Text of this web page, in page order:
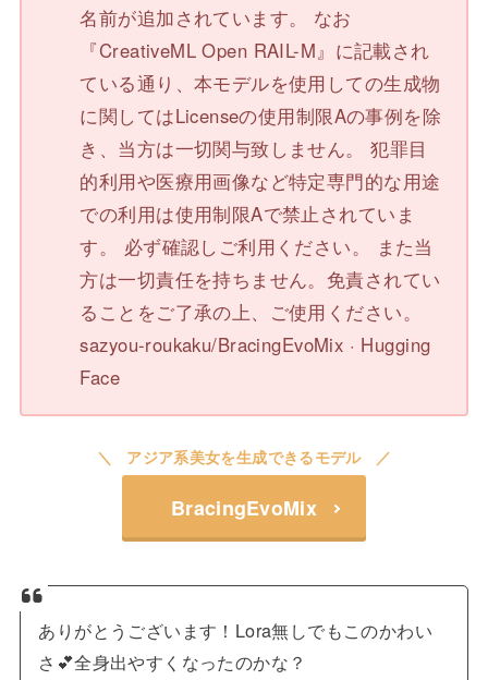
名前が追加されています。 なお
『CreativeML Open RAIL-M』に記載され
ている通り、本モデルを使用しての生成物
に関してはLicenseの使用制限Aの事例を除
き、当方は一切関与致しません。 犯罪目
的利用や医療用画像など特定専門的な用途
での利用は使用制限Aで禁止されていま
す。 必ず確認しご利用ください。 また当
方は一切責任を持ちません。免責されてい
ることをご了承の上、ご使用ください。
sazyou-roukaku/BracingEvoMix · Hugging
Face
アジア系美女を生成できるモデル
BracingEvoMix
ありがとうございます！Lora無しでもこのかわい
さ💕全身出やすくなったのかな？